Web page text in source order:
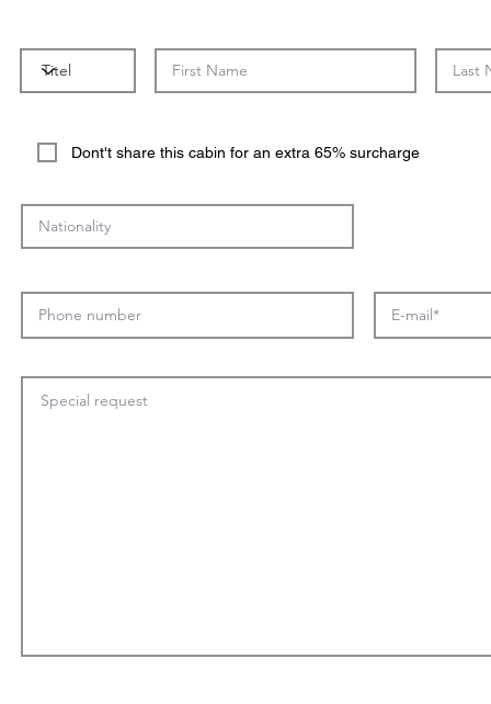
Dont't share this cabin for an extra 65% surcharge